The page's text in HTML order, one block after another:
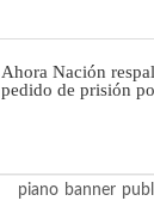
Ahora Nación
pedido de prisión